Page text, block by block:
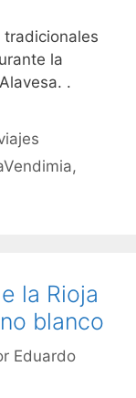
la
.
,
la Rioja
blanco
Eduardo